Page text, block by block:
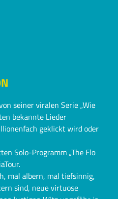
seiner viralen Serie „Wie
bekannte Lieder
geklickt wird oder
Solo-Programm „The Flo
mal albern, mal tiefsinnig,
sind, neue virtuose